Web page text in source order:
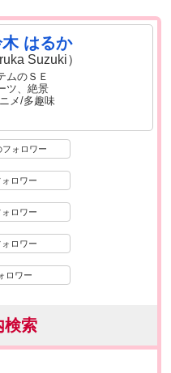
はるか
Suzuki）
ムのＳＥ
ツ、絶景
メ/多趣味
フォロワー
ロワー
ロワー
ロワー
ロワー
検索